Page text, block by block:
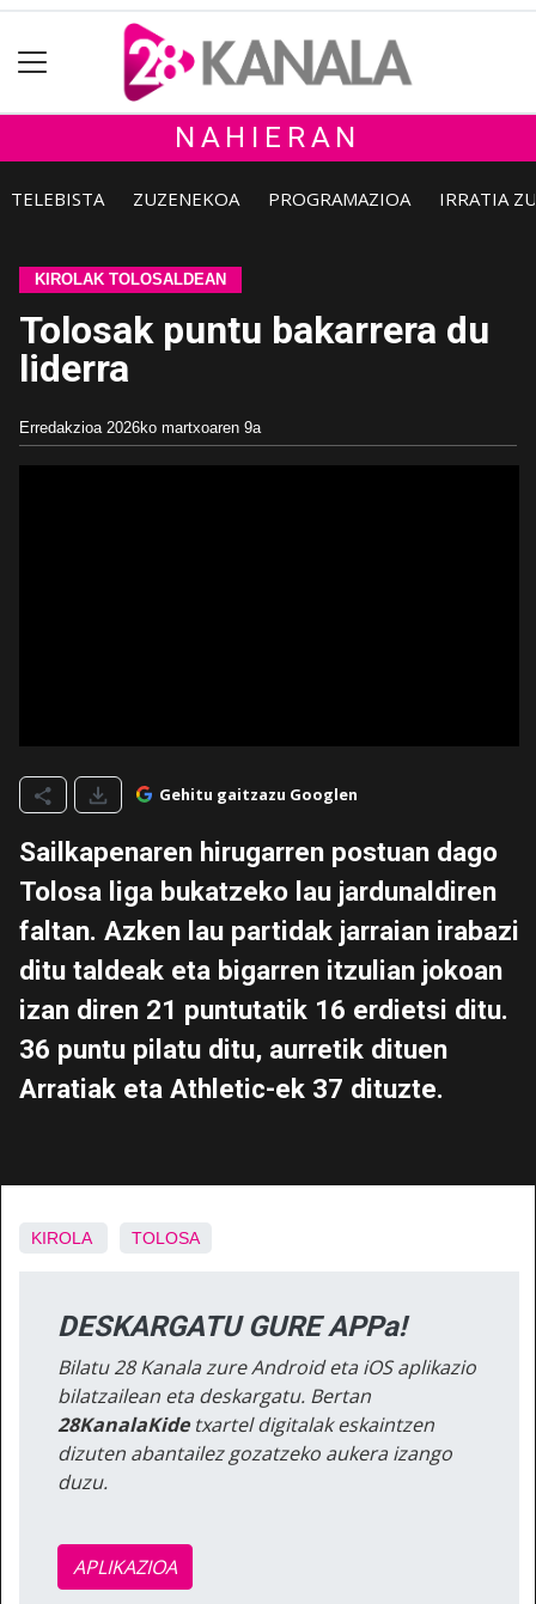
NAHIERAN
TELEBISTA ZUZENEKOA PROGRAMAZIOA IRRATIA
KIROLAK TOLOSALDEAN
Tolosak puntu bakarrera du
liderra
Erredakzioa 2026ko martxoaren 9a
Gehitu gaitzazu Googlen
Sailkapenaren hirugarren postuan dago
Tolosa liga bukatzeko lau jardunaldiren
faltan. Azken lau partidak jarraian irabazi
ditu taldeak eta bigarren itzulian jokoan
izan diren 21 puntutatik 16 erdietsi ditu.
36 puntu pilatu ditu, aurretik dituen
Arratiak eta Athletic-ek 37 dituzte.
KIROLA TOLOSA
DESKARGATU GURE APPa!
Bilatu 28 Kanala zure Android eta iOS aplikazio
bilatzailean eta deskargatu. Bertan
28KanalaKidetxartel digitalak eskaintzen
dizuten abantailez gozatzeko aukera izango
duzu.
APLIKAZIOA